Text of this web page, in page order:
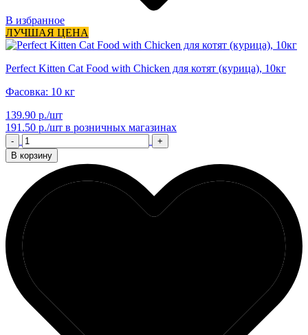
В избранное
ЛУЧШАЯ ЦЕНА
Perfect Kitten Cat Food with Chicken для котят (курица), 10кг
Фасовка: 10 кг
139.90 р./шт
191.50 р./шт в розничных магазинах
-
+
В корзину